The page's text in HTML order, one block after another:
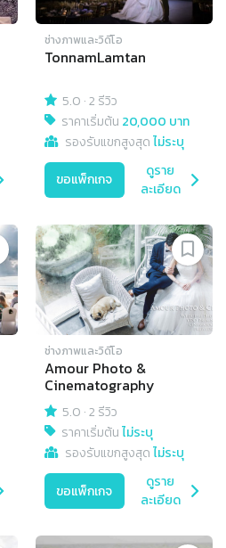
ช่างภาพและวิดีโอ
TonnamLamtan
5.0 ·2 รีวิว
ราคาเริ่มต้น 20,000 บาท
รองรับแขกสูงสุดไม่ระบุ
ขอแพ็กเกจ
ดูราย
ละเอียด
ช่างภาพและวิดีโอ
Amour Photo &
Cinematography
5.0 ·2 รีวิว
ราคาเริ่มต้นไม่ระบุ
รองรับแขกสูงสุดไม่ระบุ
ขอแพ็กเกจ
ดูราย
ละเอียด